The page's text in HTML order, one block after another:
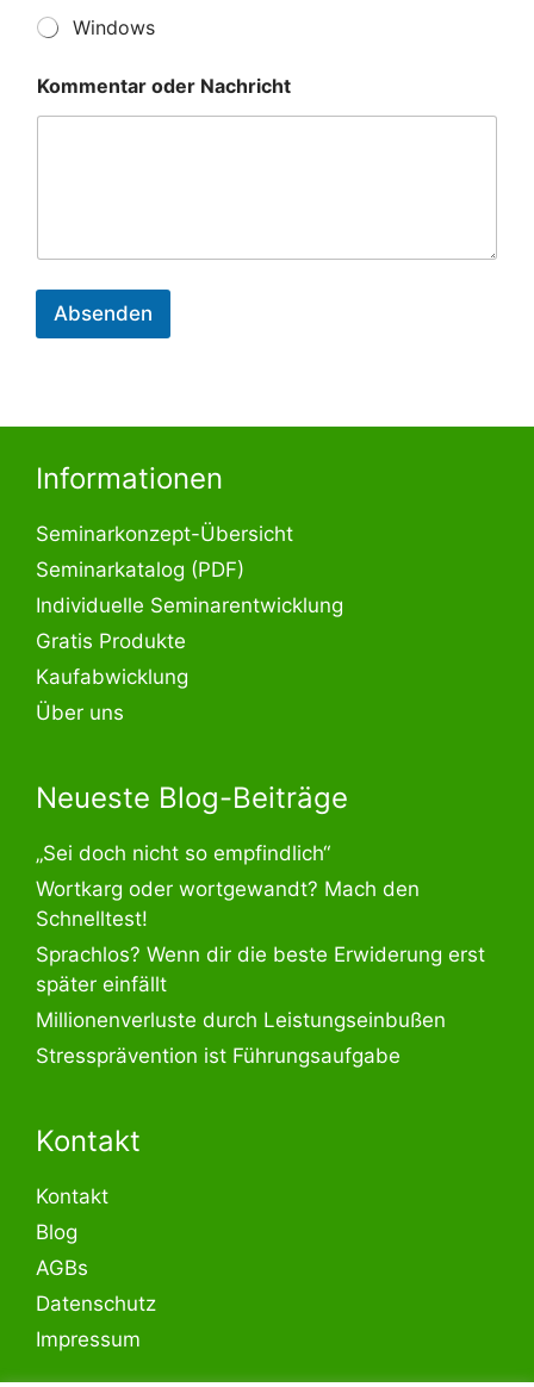
Windows
Kommentar oder Nachricht
Absenden
Informationen
Seminarkonzept-Übersicht
Seminarkatalog (PDF)
Individuelle Seminarentwicklung
Gratis Produkte
Kaufabwicklung
Über uns
Neueste Blog-Beiträge
„Sei doch nicht so empfindlich“
Wortkarg oder wortgewandt? Mach den
Schnelltest!
Sprachlos? Wenn dir die beste Erwiderung erst
später einfällt
Millionenverluste durch Leistungseinbußen
Stressprävention ist Führungsaufgabe
Kontakt
Kontakt
Blog
AGBs
Datenschutz
Impressum